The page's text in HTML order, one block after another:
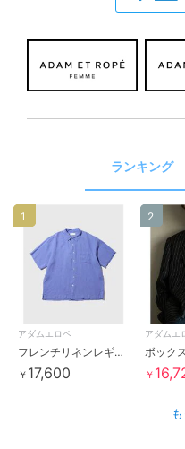
ランキング
アダムエロペ
フレンチリネンレギュラーカラーショートスリーブシャツ
￥ 17,600
1
アダムエ
￥
2